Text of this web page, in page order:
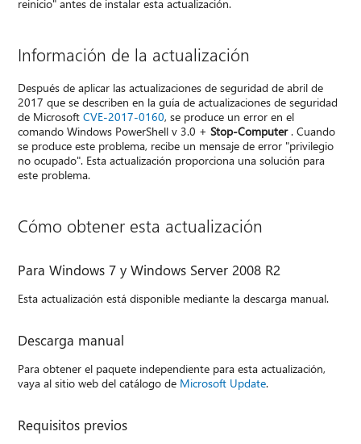
reinicio" antes de instalar esta actualización.
Información de la actualización
Después de aplicar las actualizaciones de seguridad de abril de
2017 que se describen en la guía de actualizaciones de seguridad
de MicrosoftCVE-2017-0160, se produce un error en el
comando Windows PowerShell v 3.0 +Stop-Computer. Cuando
se produce este problema, recibe un mensaje de error "privilegio
no ocupado". Esta actualización proporciona una solución para
este problema.
Cómo obtener esta actualización
Para Windows 7 y Windows Server 2008 R2
Esta actualización está disponible mediante la descarga manual.
Descarga manual
Para obtener el paquete independiente para esta actualización,
vaya al sitio web del catálogo de Microsoft Update.
Requisitos previos